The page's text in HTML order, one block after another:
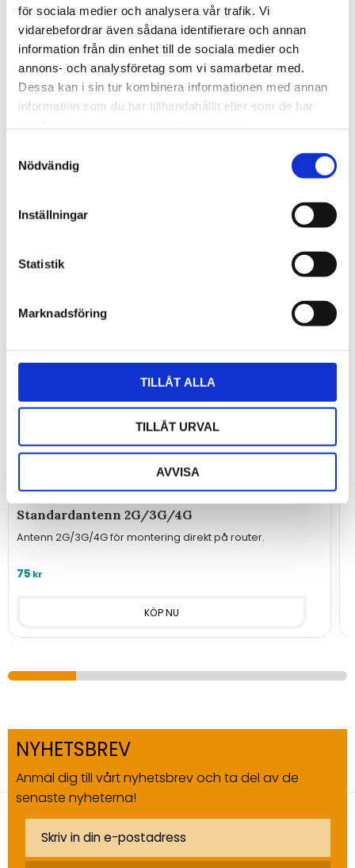
för sociala medier och analysera vår trafik. Vi
vidarebefordrar även sådana identifierare och annan
information från din enhet till de sociala medier och
annons- och analysföretag som vi samarbetar med.
Dessa kan i sin tur kombinera informationen med annan
information som du har tillhandahållit eller som de har
Nödvändig
Inställningar
Statistik
Marknadsföring
TILLÅT ALLA
TILLÅT URVAL
AVVISA
Bli den första att lämna ett omdöme.
Standardantenn 2G/3G/4G
Antenn 2G/3G/4G för montering direkt på router.
75 kr
NYHETSBREV
Anmäl dig till vårt nyhetsbrev och ta del av de
senaste nyheterna!